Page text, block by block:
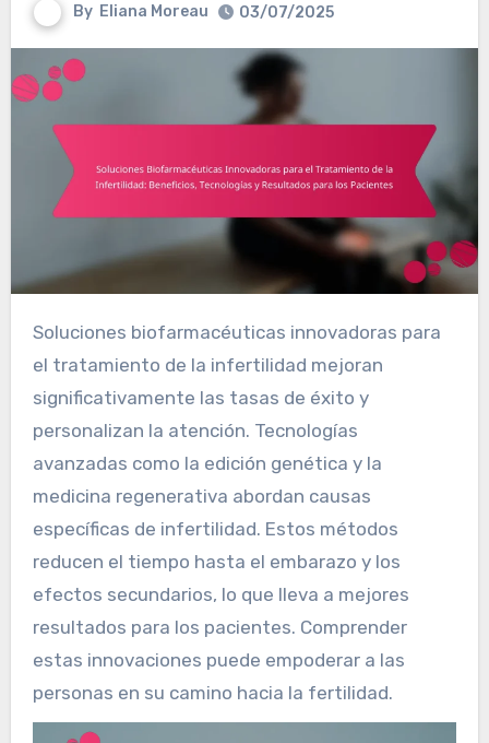
By Eliana Moreau 03/07/2025
Soluciones biofarmacéuticas innovadoras para
el tratamiento de la infertilidad mejoran
significativamente las tasas de éxito y
personalizan la atención. Tecnologías
avanzadas como la edición genética y la
medicina regenerativa abordan causas
específicas de infertilidad. Estos métodos
reducen el tiempo hasta el embarazo y los
efectos secundarios, lo que lleva a mejores
resultados para los pacientes. Comprender
estas innovaciones puede empoderar a las
personas en su camino hacia la fertilidad.